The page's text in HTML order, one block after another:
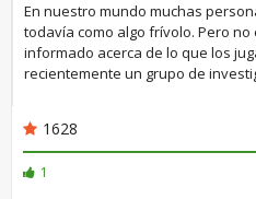
En nuestro mundo muchas
todavía como algo frívolo. Pero
informado acerca de lo que los
recientemente un grupo de
1628
1